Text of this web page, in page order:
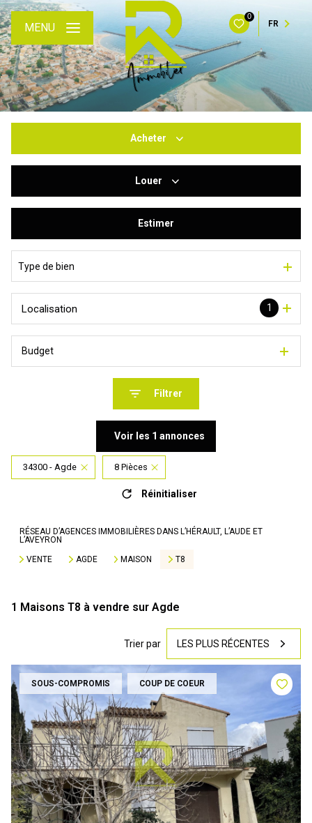
0
FR
MENU
Acheter
Du neuf
Louer
De l'immo pro
Estimer
Type de bien
1
Localisation
Budget
Filtrer
Voir les 1 annonces
34300 - Agde 8 Pièces
Réinitialiser
RÉSEAU D’AGENCES IMMOBILIÈRES DANS L’HÉRAULT, L’AUDE ET
L’AVEYRON
VENTE
AGDE MAISON T8
1 Maisons T8 à vendre sur Agde
Trier par LES PLUS RÉCENTES
SOUS-COMPROMIS COUP DE COEUR